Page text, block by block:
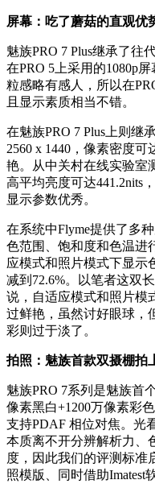
屏幕：吃了蘑菇的直观优
魅族PRO 7 Plus继承了往
在PRO 5上采用的1080p
粒感略有感人，所以在
且显示素质相当不错。
在魅族PRO 7 Plus上则继
2560 x 1440，像素密度
艳。从中关村在线实验室
高平均亮度可达441.2nits
显示参数优秀。
在系统中Flyme提供了多
色范围、饱和度和色温进
应模式和照片模式下显示
减到72.6%。以笔者这双
说，自适应模式和照片模
过鲜艳，虽然讨好眼球，
彩则过于淡了。
拍照：魅族首款双摄棚拍
魅族PRO 7系列是魅族首
像素黑白+1200万像素彩
支持PDAF 相位对焦。光
本质离不开分辨解析力、
度，因此我们的评测标准
照模版、同时借助Imatest